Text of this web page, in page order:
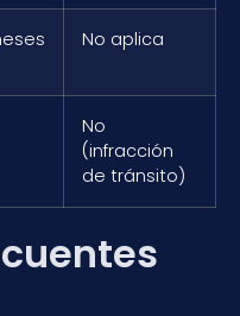
No aplica
No
(infracción
de tránsito)